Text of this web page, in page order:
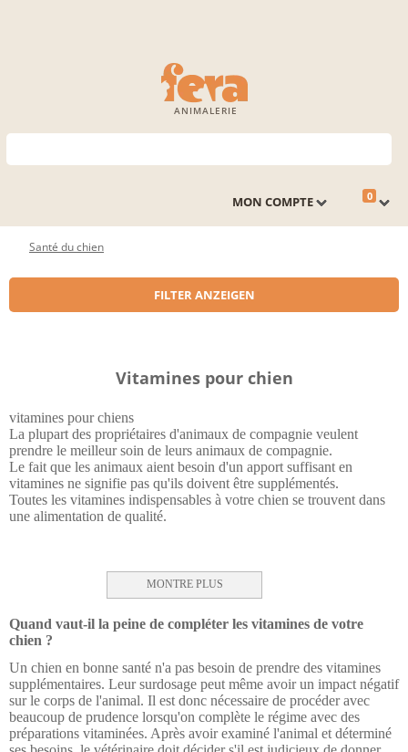
ANIMALERIE
0
MON COMPTE
Santé du chien
FILTER ANZEIGEN
Vitamines pour chien
vitamines pour chiens
La plupart des propriétaires d'animaux de compagnie veulent
prendre le meilleur soin de leurs animaux de compagnie.
Le fait que les animaux aient besoin d'un apport suffisant en
vitamines ne signifie pas qu'ils doivent être supplémentés.
Toutes les vitamines indispensables à votre chien se trouvent dans
MONTRE PLUS
Quand vaut-il la peine de compléter les vitamines de votre
chien ?
Un chien en bonne santé n'a pas besoin de prendre des vitamines
supplémentaires. Leur surdosage peut même avoir un impact négatif
sur le corps de l'animal. Il est donc nécessaire de procéder avec
beaucoup de prudence lorsqu'on complète le régime avec des
préparations vitaminées. Après avoir examiné l'animal et déterminé